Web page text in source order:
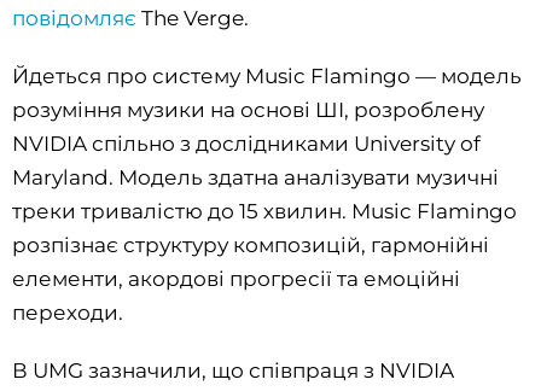
повідомляє The Verge.
Йдеться про систему Music Flamingo — модель
розуміння музики на основі ШІ, розроблену
NVIDIA спільно з дослідниками University of
Maryland. Модель здатна аналізувати музичні
треки тривалістю до 15 хвилин. Music Flamingo
розпізнає структуру композицій, гармонійні
елементи, акордові прогресії та емоційні
переходи.
В UMG зазначили, що співпраця з NVIDIA